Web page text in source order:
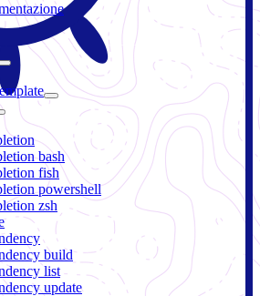
bash
fish
powershell
zsh
build
list
update